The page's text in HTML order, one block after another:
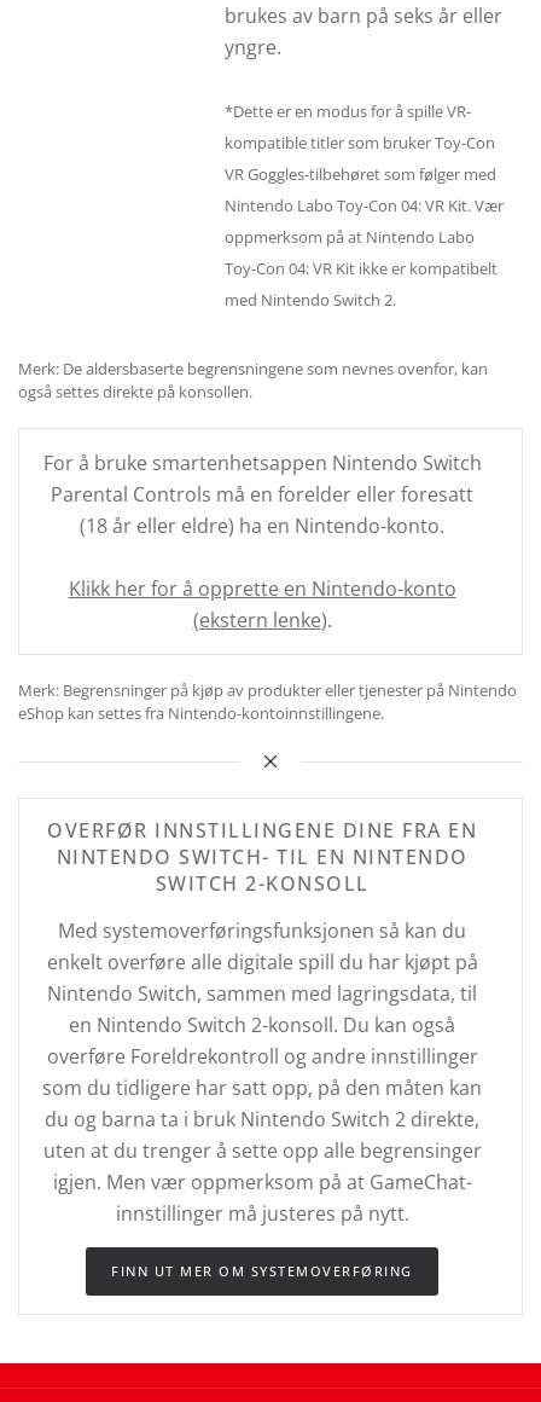
brukes av barn på seks år eller
yngre.
*Dette er en modus for å spille VR-
kompatible titler som bruker Toy-Con
VR Goggles-tilbehøret som følger med
Nintendo Labo Toy-Con 04: VR Kit. Vær
oppmerksom på at Nintendo Labo
Toy-Con 04: VR Kit ikke er kompatibelt
med Nintendo Switch 2.
Merk: De aldersbaserte begrensningene som nevnes ovenfor, kan
også settes direkte på konsollen.
For å bruke smartenhetsappen Nintendo Switch
Parental Controls må en forelder eller foresatt
(18 år eller eldre) ha en Nintendo-konto.
Klikk her for å opprette en Nintendo-konto
(ekstern lenke).
Merk: Begrensninger på kjøp av produkter eller tjenester på Nintendo
eShop kan settes fra Nintendo-kontoinnstillingene.
OVERFØR INNSTILLINGENE DINE FRA EN
NINTENDO SWITCH- TIL EN NINTENDO
SWITCH 2-KONSOLL
Med systemoverføringsfunksjonen så kan du
enkelt overføre alle digitale spill du har kjøpt på
Nintendo Switch, sammen med lagringsdata, til
en Nintendo Switch 2-konsoll. Du kan også
overføre Foreldrekontroll og andre innstillinger
som du tidligere har satt opp, på den måten kan
du og barna ta i bruk Nintendo Switch 2 direkte,
uten at du trenger å sette opp alle begrensinger
igjen. Men vær oppmerksom på at GameChat-
innstillinger må justeres på nytt.
FINN UT MER OM SYSTEMOVERFØRING